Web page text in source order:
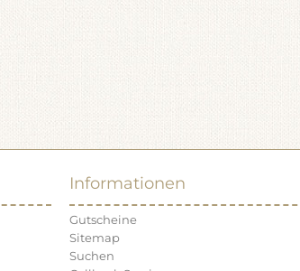
Informationen
Gutscheine
Sitemap
Suchen